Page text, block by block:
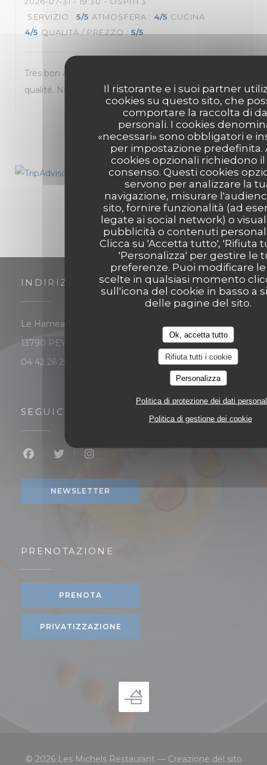
Il ristorante e i suoi partner
cookies su questo sito, che
comportare la raccolta di
personali. I cookies
«necessari» sono obbligatori e
per impostazione predefinita.
cookies opzionali richiedono
consenso. Questi cookies
servono per analizzare la
navigazione, misurare
sito, fornire funzionalità (ad
legate ai social network) o
pubblicità o contenuti
Clicca su 'Accetta tutto', 'Rifiuta
'Personalizza' per gestire le
preferenze. Puoi modificare
scelte in qualsiasi momento
sull'icona del cookie in basso a
delle pagine del sito.
Ok, accetta tutto
Rifiuta tutti i cookie
Personalizza
Politica di protezione dei dati
Politica di gestione dei cookie
SERVIZIO : 5/5 ATMOSFERA : 4/5 CUCINA :
4/5 QUALITÀ / PREZZO: 5/5
Très bon accueil. Lieu agréable et aéré. Cuisine de
qualité. Nous reviendrons avec plaisir.
1 2 3
INDIRIZZO
Le Hameau Les Michels - 7 rue du Chêne de Louiset
13790 PEYNIER
((apre una nuova finestra))
04 42 26 28 56
SEGUICI
NEWSLETTER
PRENOTAZIONE
PRENOTA
PRIVATIZZAZIONE
© 2026 Les Michels Restaurant — Creazione del sito